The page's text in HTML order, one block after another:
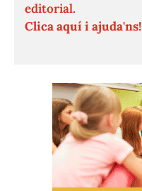
editorial.
Clica aquí i ajuda'ns!